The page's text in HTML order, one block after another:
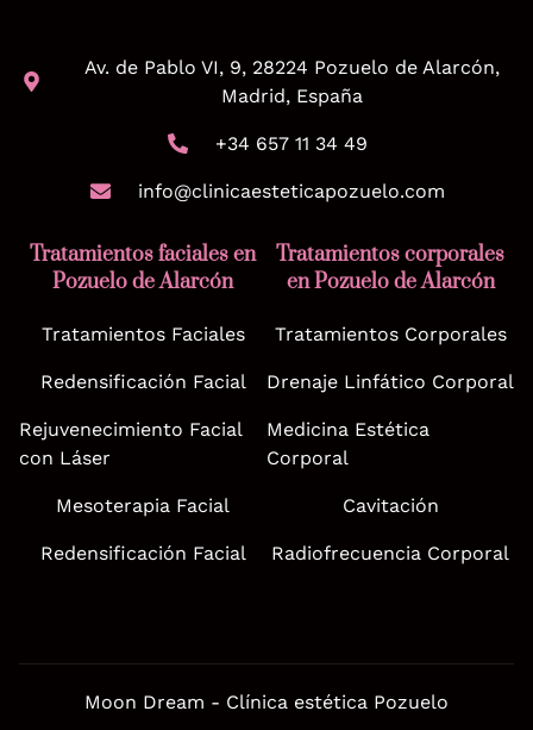
Av. de Pablo VI, 9, 28224 Pozuelo de Alarcón,
Madrid, España
+34 657 11 34 49
info@clinicaesteticapozuelo.com
Tratamientos faciales en
Pozuelo de Alarcón
Tratamientos Faciales
Redensificación Facial
Rejuvenecimiento Facial
con Láser
Mesoterapia Facial
Redensificación Facial
Tratamientos corporales
en Pozuelo de Alarcón
Tratamientos Corporales
Drenaje Linfático Corporal
Medicina Estética
Corporal
Cavitación
Radiofrecuencia Corporal
Moon Dream - Clínica estética Pozuelo